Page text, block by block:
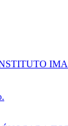
IMA